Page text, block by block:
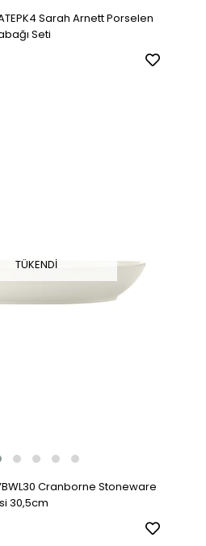
Sarah Arnett Porselen
Seti
TÜKENDI
Cranborne Stoneware
30,5cm